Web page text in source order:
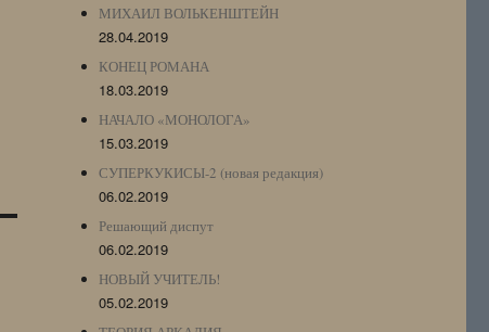
МИХАИЛ ВОЛЬКЕНШТЕЙН
28.04.2019
КОНЕЦ РОМАНА
18.03.2019
НАЧАЛО «МОНОЛОГА»
15.03.2019
СУПЕРКУКИСЫ-2 (новая редакция)
06.02.2019
Решающий диспут
06.02.2019
НОВЫЙ УЧИТЕЛЬ!
05.02.2019